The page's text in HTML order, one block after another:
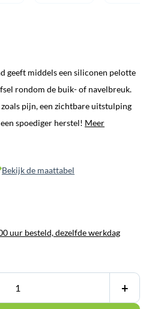
geeft middels een siliconen pelotte
rondom de buik- of navelbreuk.
pijn, een zichtbare uitstulping
spoediger herstel! Meer
Bekijk de maattabel
uur besteld, dezelfde werkdag
+